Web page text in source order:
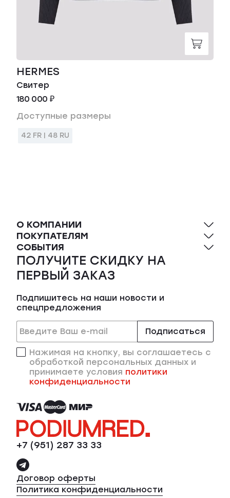
HERMES
Свитер
180 000 ₽
Доступные размеры
42 FR | 48 RU
+7 (951) 287 33 33
Договор оферты
Политика конфиденциальности
О КОМПАНИИ
ПОКУПАТЕЛЯМ
СОБЫТИЯ
ПОЛУЧИТЕ СКИДКУ НА
ПЕРВЫЙ ЗАКАЗ
Подпишитесь на наши новости и
спецпредложения
Подписаться
Нажимая на кнопку, вы соглашаетесь с
обработкой персональных данных и
принимаете условия политики
конфиденциальности